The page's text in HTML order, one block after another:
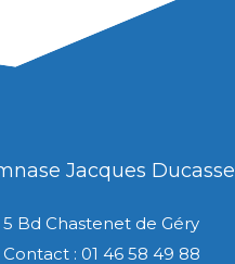
Jacques Ducasse
5 Bd Chastenet de Géry
Contact : 01 46 58 49 88